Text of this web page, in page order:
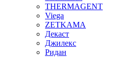
THERMAGENT
Viega
ZETKAMA
Декаст
Джилекс
Ридан